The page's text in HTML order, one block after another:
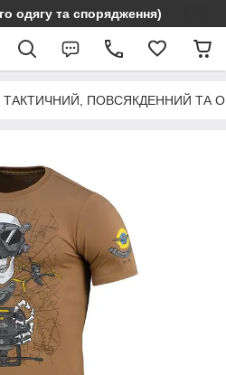
одягу та спорядження)
ТАКТИЧНИЙ, ПОВСЯКДЕННИЙ ТА